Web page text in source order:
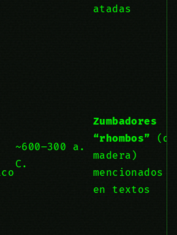
atadas
~600–300 a.
C.
Zumbadores
“rhombos” (de
madera)
mencionados
en textos